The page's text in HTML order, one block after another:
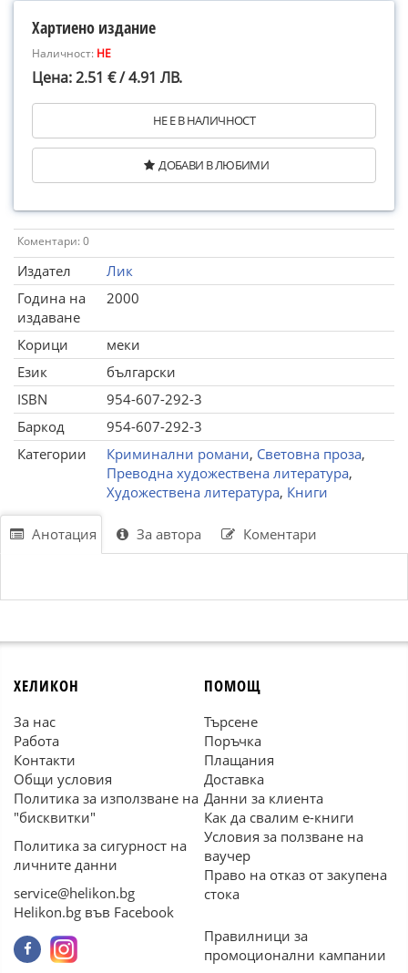
Хартиено издание
Наличност: НЕ
Цена: 2.51 € / 4.91 ЛВ.
НЕ Е В НАЛИЧНОСТ
ДОБАВИ В ЛЮБИМИ
Коментари: 0
Издател
Лик
Година на
издаване
2000
Корици
меки
Език
български
ISBN
954-607-292-3
Баркод
954-607-292-3
Категории
Криминални романи, Световна проза,
Преводна художествена литература,
Художествена литература, Книги
Анотация За автора Коментари
ХЕЛИКОН
За нас
Работа
Контакти
Общи условия
Политика за използване на
"бисквитки"
Политика за сигурност на
личните данни
service@helikon.bg
Helikon.bg във Facebook
ПОМОЩ
Търсене
Поръчка
Плащания
Доставка
Данни за клиента
Как да свалим е-книги
Условия за ползване на
ваучер
Право на отказ от закупена
стока
Правилници за
промоционални кампании